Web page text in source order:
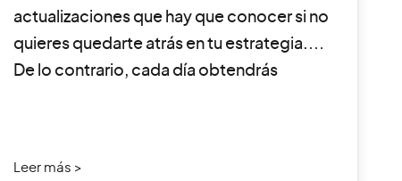
actualizaciones que hay que conocer si no
quieres quedarte atrás en tu estrategia.
De lo contrario, cada día obtendrás
Leer más >